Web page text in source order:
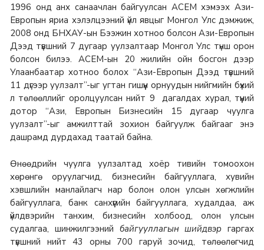
1996 онд анх санаачлан байгуулсан АСЕМ хэмээх Ази-
Европын яриа хэлэлцээний үйл явцыг Монгол Улс дэмжиж,
2008 онд БНХАУ-ын Бээжин хотноо болсон Ази-Европын
Дээд түвшний 7 дугаар уулзалтаар Монгол Улс түнш орон
болсон билээ. АСЕМ-ын 20 жилийн ойн босгон дээр
Улаанбаатар хотноо болох “Ази-Европын Дээд түвшний
11 дүгээр уулзалт”-ыг угтан гишүүн орнуудын нийгмийн бүхий
л төлөөллийг оролцуулсан нийт 9 дагалдах хурал, түүний
дотор “Ази, Европын Бизнесийн 15 дугаар чуулга
уулзалт”-ыг амжилттай зохион байгуулж байгааг энэ
дашрамд дурдахад таатай байна.
Өнөөдрийн чуулга уулзалтад хоёр тивийн томоохон
хөрөнгө оруулагчид, бизнесийн байгууллага, хувийн
хэвшлийн манлайлагч нар болон олон улсын хөгжлийн
байгууллага, банк санхүүгийн байгууллага, худалдаа, аж
үйлдвэрийн танхим, бизнесийн холбоод, олон улсын
судалгаа, шинжилгээний байгууллагын шийдвэр гаргах
түвшний нийт 43 орны 700 гаруй зочид, төлөөлөгчид